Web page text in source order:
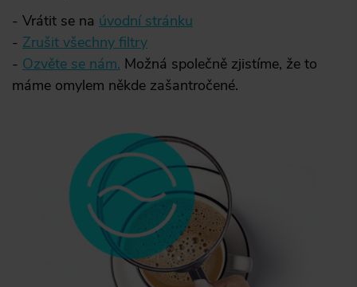
Vrátit se na úvodní stránku
Zrušit všechny filtry
Ozvěte se nám. Možná společně zjistíme, že to
máme omylem někde zašantročené.